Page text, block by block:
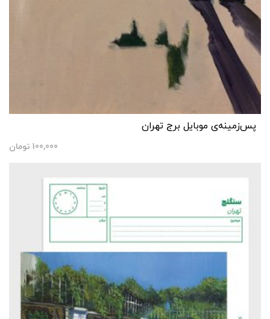
پس‌زمینه‌ی موبایل برج تهران
100,000 تومان